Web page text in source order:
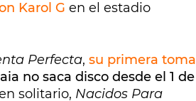
Karol G en el estadio
Perfecta, su primera toma
no saca disco desde el 1 de
solitario, Nacidos Para